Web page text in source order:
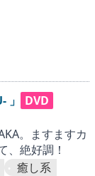
」
DVD
。ますますカ
、絶好調！
癒し系